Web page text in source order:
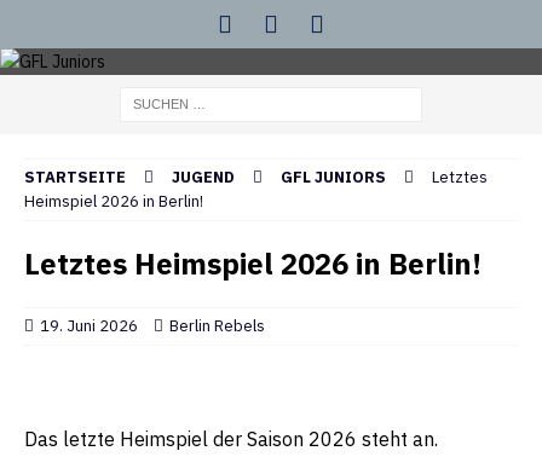
STARTSEITE JUGEND GFL JUNIORS
Letztes
Heimspiel 2026 in Berlin!
Letztes Heimspiel 2026 in Berlin!
19. Juni 2026 Berlin Rebels
Das letzte Heimspiel der Saison 2026 steht an.